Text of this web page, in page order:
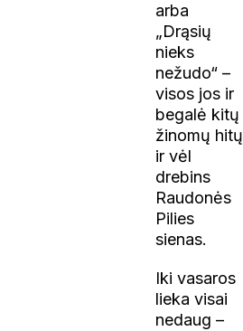
arba
„Drąsių
nieks
nežudo“ –
visos jos ir
begalė kitų
žinomų hitų
ir vėl
drebins
Raudonės
Pilies
sienas.
Iki vasaros
lieka visai
nedaug –